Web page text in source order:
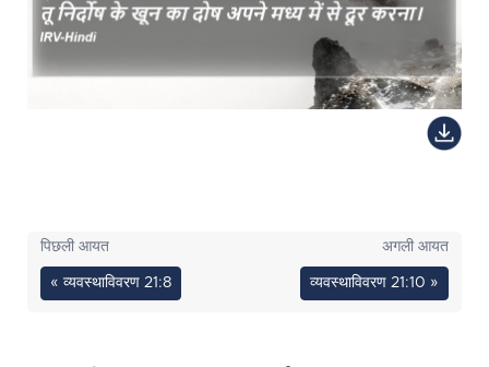
पिछली आयत
« व्यवस्थाविवरण 21:8
अगली आयत
व्यवस्थाविवरण 21:10 »